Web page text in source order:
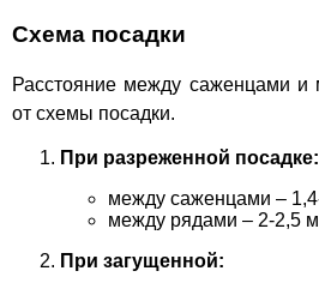
Схема посадки
Расстояние между саженцами и
от схемы посадки.
При разреженной посадке:
между саженцами –
между рядами – 2-2,5
При загущенной: